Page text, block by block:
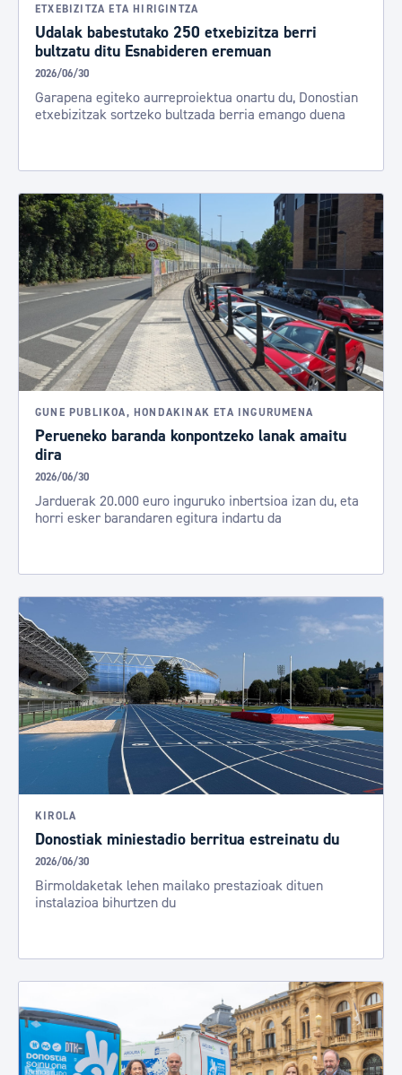
ETXEBIZITZA ETA HIRIGINTZA
Udalak babestutako 250 etxebizitza berri
bultzatu ditu Esnabideren eremuan
2026/06/30
Garapena egiteko aurreproiektua onartu du, Donostian
etxebizitzak sortzeko bultzada berria emango duena
GUNE PUBLIKOA, HONDAKINAK ETA INGURUMENA
Perueneko baranda konpontzeko lanak amaitu
dira
2026/06/30
Jarduerak 20.000 euro inguruko inbertsioa izan du, eta
horri esker barandaren egitura indartu da
KIROLA
Donostiak miniestadio berritua estreinatu du
2026/06/30
Birmoldaketak lehen mailako prestazioak dituen
instalazioa bihurtzen du